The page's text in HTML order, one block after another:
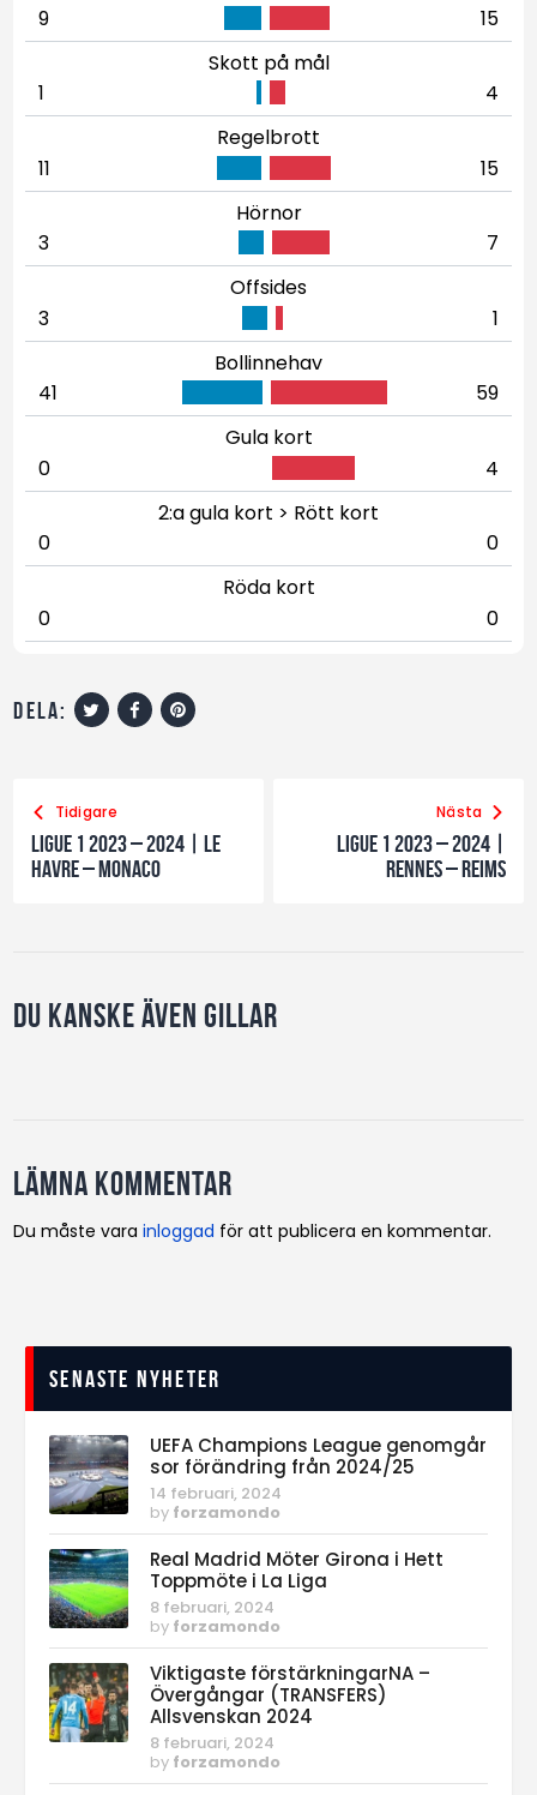
9
15
Skott på mål
1
4
Regelbrott
11
15
Hörnor
3
7
Offsides
3
1
Bollinnehav
41
59
Gula kort
0
4
2:a gula kort > Rött kort
0
0
Röda kort
0
0
dela:
Tidigare
Ligue 1 2023 – 2024 | LE
Havre – Monaco
Nästa
Ligue 1 2023 – 2024 |
Rennes – Reims
Du kanske även gillar
Lämna kommentar
Du måste varainloggad för att publicera en kommentar.
Senaste nyheter
UEFA Champions League genomgår
sor förändring från 2024/25
14 februari, 2024
by forzamondo
Real Madrid Möter Girona i Hett
Toppmöte i La Liga
8 februari, 2024
by forzamondo
Viktigaste förstärkningarNA –
Övergångar (TRANSFERS)
Allsvenskan 2024
8 februari, 2024
by forzamondo